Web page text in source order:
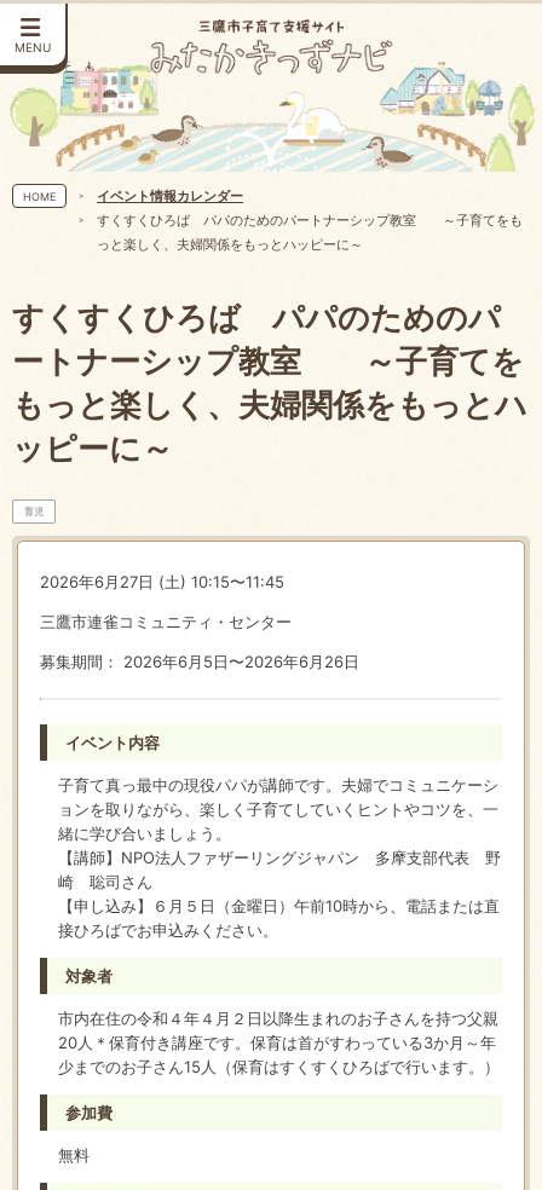
MENU
HOME
イベント情報カレンダー
すくすくひろば パパのためのパートナーシップ教室 ～子育てをも
っと楽しく、夫婦関係をもっとハッピーに～
すくすくひろば パパのためのパ
ートナーシップ教室 ～子育てを
もっと楽しく、夫婦関係をもっとハ
ッピーに～
育児
2026年6月27日 (土) 10:15〜11:45
三鷹市連雀コミュニティ・センター
募集期間： 2026年6月5日〜2026年6月26日
イベント内容
子育て真っ最中の現役パパが講師です。夫婦でコミュニケーシ
ョンを取りながら、楽しく子育てしていくヒントやコツを、一
緒に学び合いましょう。
【講師】NPO法人ファザーリングジャパン 多摩支部代表 野
崎 聡司さん
【申し込み】６月５日（金曜日）午前10時から、電話または直
接ひろばでお申込みください。
対象者
市内在住の令和４年４月２日以降生まれのお子さんを持つ父親
20人＊保育付き講座です。保育は首がすわっている3か月～年
少までのお子さん15人（保育はすくすくひろばで行います。）
参加費
無料